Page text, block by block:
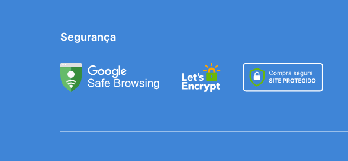
Segurança